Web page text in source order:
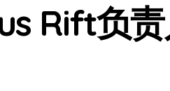
手机先锋揭秘：三星Galaxy Z
Rift负